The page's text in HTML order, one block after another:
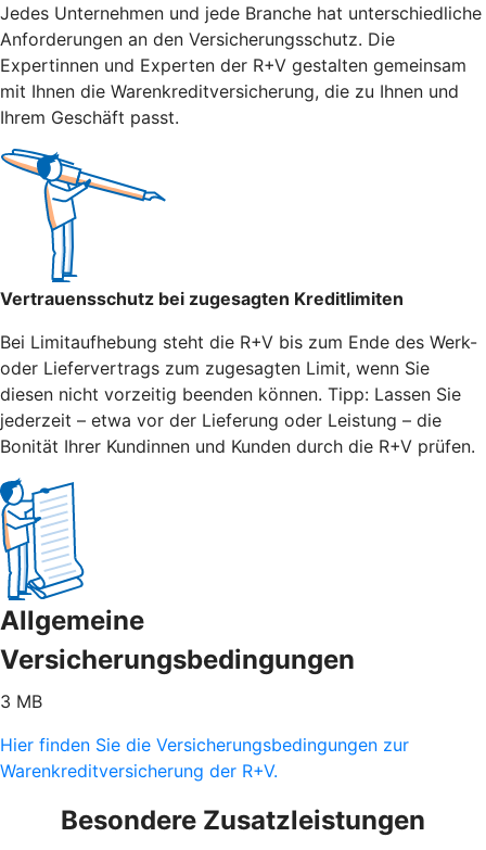
Jedes Unternehmen und jede Branche hat unterschiedliche
Anforderungen an den Versicherungsschutz. Die
Expertinnen und Experten der R+V gestalten gemeinsam
mit Ihnen die Warenkreditversicherung, die zu Ihnen und
Ihrem Geschäft passt.
Vertrauensschutz bei zugesagten Kreditlimiten
Bei Limitaufhebung steht die R+V bis zum Ende des Werk-
oder Liefervertrags zum zugesagten Limit, wenn Sie
diesen nicht vorzeitig beenden können. Tipp: Lassen Sie
jederzeit – etwa vor der Lieferung oder Leistung – die
Bonität Ihrer Kundinnen und Kunden durch die R+V prüfen.
Allgemeine
Versicherungsbedingungen
3 MB
Hier finden Sie die Versicherungsbedingungen zur
Warenkreditversicherung der R+V.
Besondere Zusatzleistungen